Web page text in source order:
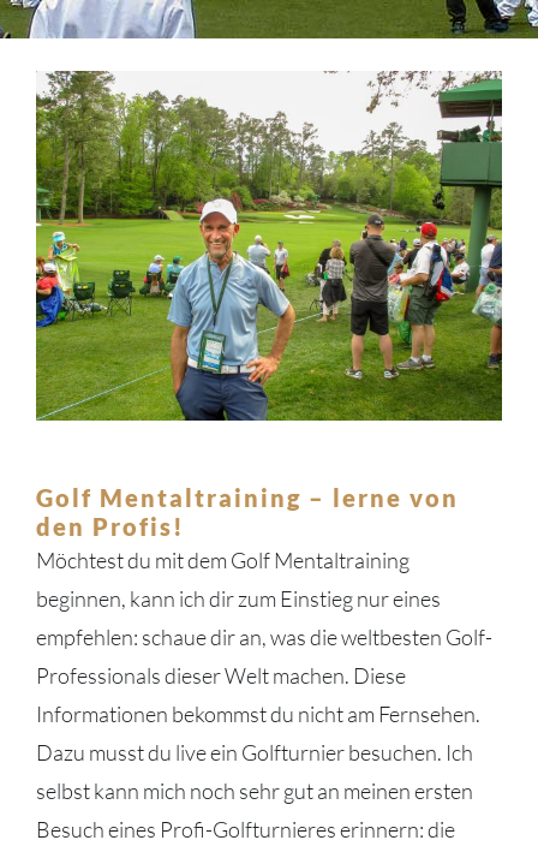
Golf Mentaltraining – lerne von
den Profis!
Möchtest du mit dem Golf Mentaltraining
beginnen, kann ich dir zum Einstieg nur eines
empfehlen: schaue dir an, was die weltbesten Golf-
Professionals dieser Welt machen. Diese
Informationen bekommst du nicht am Fernsehen.
Dazu musst du live ein Golfturnier besuchen. Ich
selbst kann mich noch sehr gut an meinen ersten
Besuch eines Profi-Golfturnieres erinnern: die